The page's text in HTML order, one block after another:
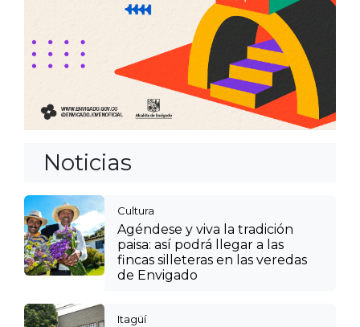
Noticias
Cultura
Agéndese y viva la tradición
paisa: así podrá llegar a las
fincas silleteras en las veredas
de Envigado
Itagüí